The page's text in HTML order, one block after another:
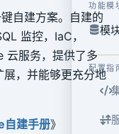
功能模
模
配置指
自建方案。自建的
监控，IaC，
云服务，提供了多
，并能够更充分地
建手册》